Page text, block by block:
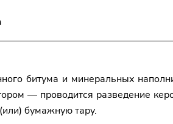
битума и минеральных
— проводится разведение
бумажную тару.